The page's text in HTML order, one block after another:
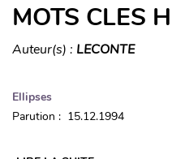
MOTS CLES
Auteur(s) : LECONTE
Ellipses
Parution : 15.12.1994